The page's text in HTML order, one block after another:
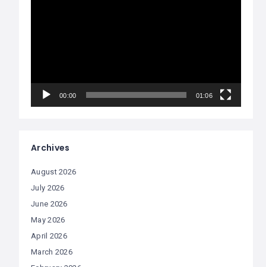
00:00 01:06
Archives
August 2026
July 2026
June 2026
May 2026
April 2026
March 2026